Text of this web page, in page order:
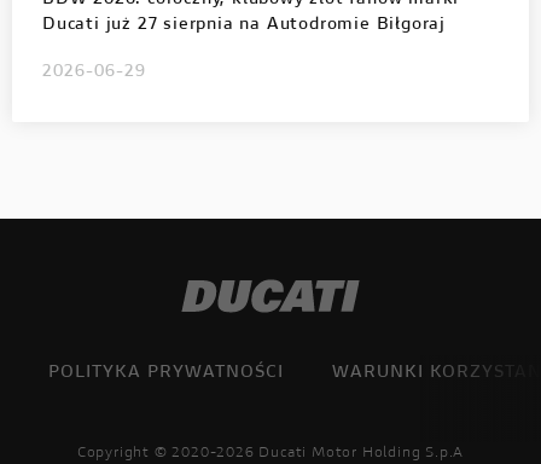
Ducati już 27 sierpnia na Autodromie Biłgoraj
2026-06-29
POLITYKA PRYWATNOŚCI WARUNKI
Copyright © 2020-2026 Ducati Motor Holding S.p.A